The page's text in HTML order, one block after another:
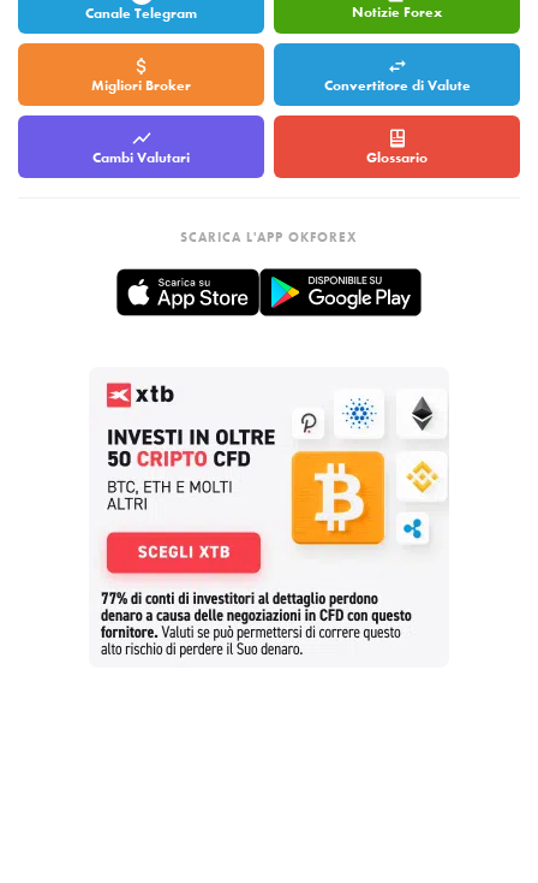
Canale Telegram Notizie Forex
Migliori Broker Convertitore di Valute
Cambi Valutari Glossario
SCARICA L'APP OKFOREX